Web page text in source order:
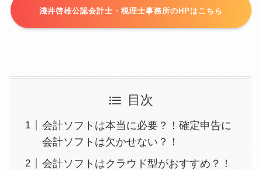
淺井啓雄公認会計士・税理士事務所のHPはこちら
目次
会計ソフトは本当に必要？！確定申告に
会計ソフトは欠かせない？！
会計ソフトはクラウド型がおすすめ？！